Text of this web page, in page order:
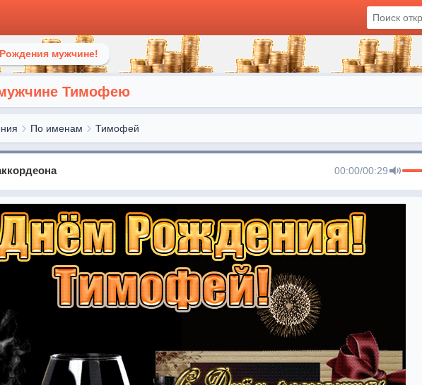
мужчине!
Тимофею
По именам Тимофей
00:00/00:29